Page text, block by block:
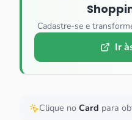
Cadastre-se e
Ir
Clique no Card para